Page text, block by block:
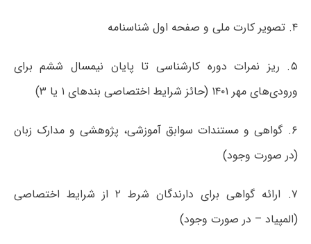
۴. تصویر کارت ملی و صفحه اول شناسنامه
۵. ریز نمرات دوره کارشناسی تا پایان نیمسال ششم برای
ورودی‌های مهر ۱۴۰۱ (حائز شرایط اختصاصی بندهای ۱ یا ۳)
۶. گواهی و مستندات سوابق آموزشی، پژوهشی و مدارک زبان
(در صورت وجود)
۷. ارائه گواهی برای دارندگان شرط ۲ از شرایط اختصاصی
(المپیاد – در صورت وجود)